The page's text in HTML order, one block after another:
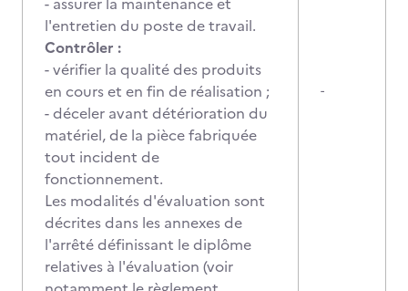
l'entretien du poste de travail.
Contrôler :
- vérifier la qualité des produits
en cours et en fin de réalisation ;
- déceler avant détérioration du
matériel, de la pièce fabriquée
tout incident de
fonctionnement.
Les modalités d'évaluation sont
décrites dans les annexes de
l'arrêté définissant le diplôme
relatives à l'évaluation (voir
-